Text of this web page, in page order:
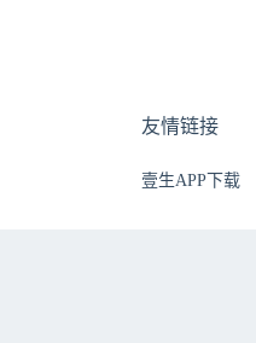
友情链接
壹生APP下载